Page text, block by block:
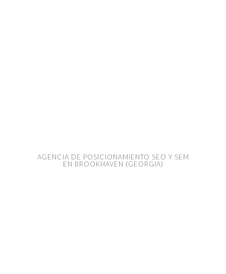
AGENCIA DE POSICIONAMIENTO SEO Y SEM
EN BROOKHAVEN (GEORGIA)